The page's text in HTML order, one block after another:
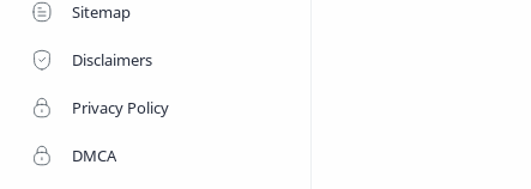
Sitemap
Disclaimers
Privacy Policy
DMCA